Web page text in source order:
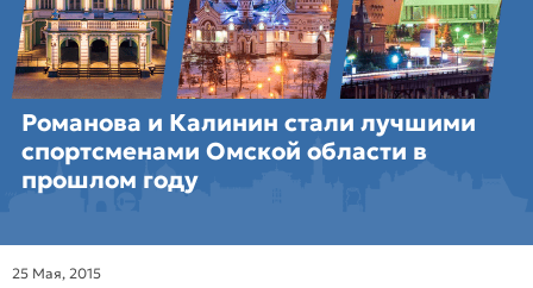
Романова и Калинин стали лучшими
спортсменами Омской области в
прошлом году
25 Мая, 2015